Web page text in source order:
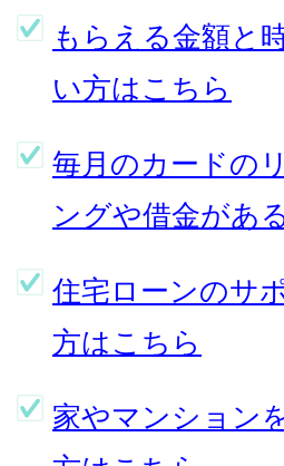
もらえる金額と
い方はこちら
毎月のカードの
ングや借金があ
住宅ローンのサ
方はこちら
家やマンション